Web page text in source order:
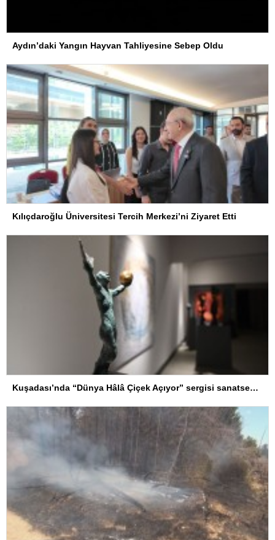
Aydın’daki Yangın Hayvan Tahliyesine Sebep Oldu
Kılıçdaroğlu Üniversitesi Tercih Merkezi’ni Ziyaret Etti
Kuşadası’nda “Dünya Hâlâ Çiçek Açıyor” sergisi sanatseverlerle buluşuyor